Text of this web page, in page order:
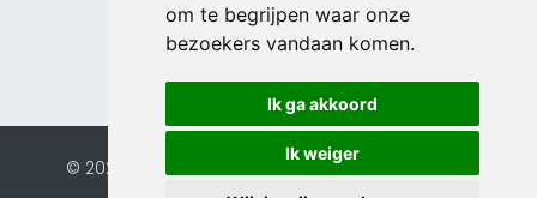
om te begrijpen waar onze
bezoekers vandaan komen.
Ik ga akkoord
Ik weiger
© 2026 Eurochalets | Website door FalcoTravel